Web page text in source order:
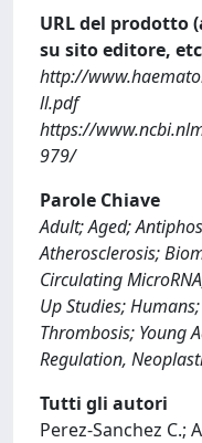
URL del prodotto
su sito editore,
http://
ll.pdf
https://
979/
Parole Chiave
Adult; Aged;
Atherosclerosis;
Circulating
Up Studies;
Thrombosis; Young
Regulation,
Tutti gli autori
Perez-Sanchez C.;